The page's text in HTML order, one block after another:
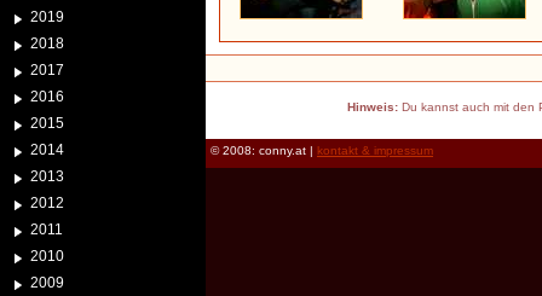
2019
2018
2017
2016
2015
2014
2013
2012
2011
2010
2009
Hinweis:Du kannst auch mit den
© 2008: conny.at | kontakt & impressum